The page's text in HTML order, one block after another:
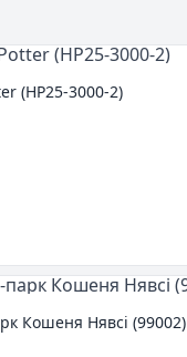
(HP25-3000-2)
Кошеня Нявсі (99002)